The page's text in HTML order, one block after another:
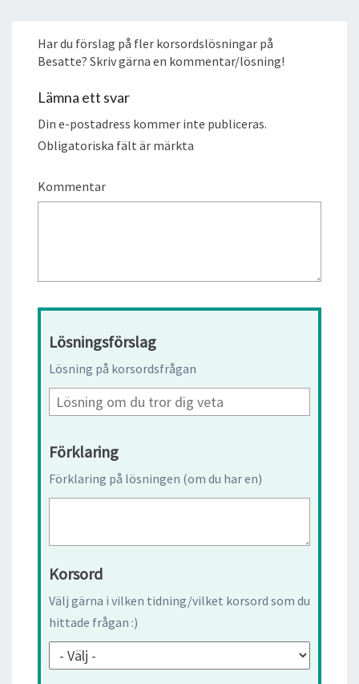
Har du förslag på fler korsordslösningar på
Besatte? Skriv gärna en kommentar/lösning!
Lämna ett svar
Din e-postadress kommer inte publiceras.
Obligatoriska fält är märkta
Kommentar
Lösningsförslag
Lösning på korsordsfrågan
Förklaring
Förklaring på lösningen (om du har en)
Korsord
Välj gärna i vilken tidning/vilket korsord som du
hittade frågan :)